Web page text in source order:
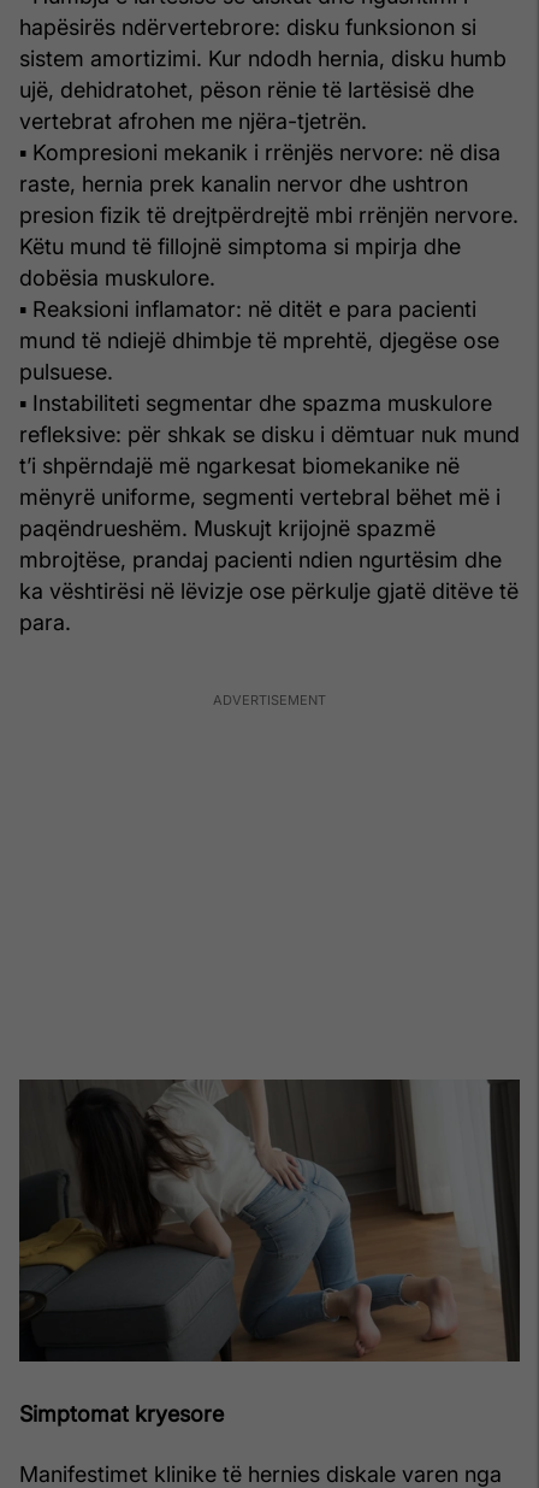
hapësirës ndërvertebrore: disku funksionon si
sistem amortizimi. Kur ndodh hernia, disku humb
ujë, dehidratohet, pëson rënie të lartësisë dhe
vertebrat afrohen me njëra-tjetrën.
▪ Kompresioni mekanik i rrënjës nervore: në disa
raste, hernia prek kanalin nervor dhe ushtron
presion fizik të drejtpërdrejtë mbi rrënjën nervore.
Këtu mund të fillojnë simptoma si mpirja dhe
dobësia muskulore.
▪ Reaksioni inflamator: në ditët e para pacienti
mund të ndiejë dhimbje të mprehtë, djegëse ose
pulsuese.
▪ Instabiliteti segmentar dhe spazma muskulore
refleksive: për shkak se disku i dëmtuar nuk mund
t’i shpërndajë më ngarkesat biomekanike në
mënyrë uniforme, segmenti vertebral bëhet më i
paqëndrueshëm. Muskujt krijojnë spazmë
mbrojtëse, prandaj pacienti ndien ngurtësim dhe
ka vështirësi në lëvizje ose përkulje gjatë ditëve të
para.
Simptomat kryesore
Manifestimet klinike të hernies diskale varen nga